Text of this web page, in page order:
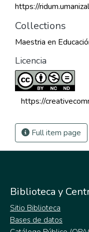
https://
Collections
Maestria en
Licencia
https://
Full item page
Biblioteca y
Sitio Biblioteca
Bases de datos